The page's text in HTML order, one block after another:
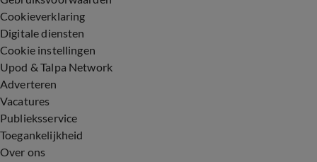
Cookieverklaring
Digitale diensten
Cookie instellingen
Upod & Talpa Network
Adverteren
Vacatures
Publieksservice
Toegankelijkheid
Over ons